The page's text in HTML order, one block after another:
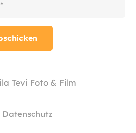
Tevi Foto & Film
Datenschutz